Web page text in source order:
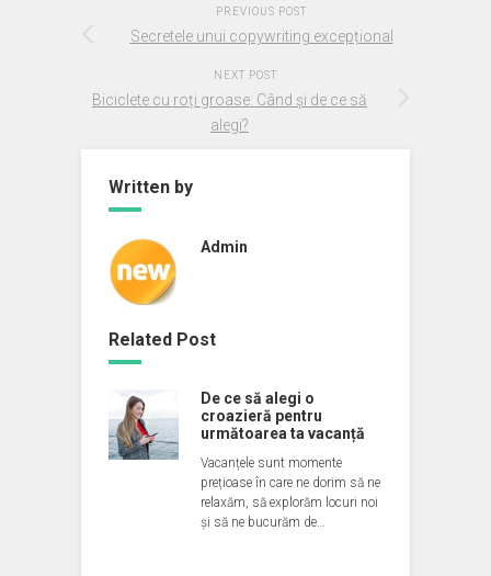
PREVIOUS POST
Secretele unui copywriting excepțional
NEXT POST
Biciclete cu roți groase: Când și de ce să
alegi?
Written by
Admin
Related Post
De ce să alegi o
croazieră pentru
următoarea ta vacanță
Vacanțele sunt momente
prețioase în care ne dorim să ne
relaxăm, să explorăm locuri noi
și să ne bucurăm de…